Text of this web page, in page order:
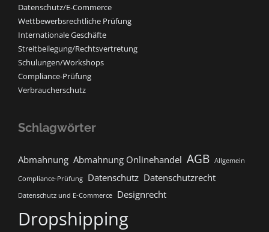
Datenschutz/E-Commerce
Wettbewerbsrechtliche Prüfung
Internationale Geschäfte
Streitbeilegung/Rechtsvertretung
Schulungen/Workshops
Compliance-Prüfung
Verbraucherschutz
Schlagwörter
Abmahnung Abmahnung Onlinehandel AGB Allgemein
Compliance-Prüfung Datenschutz Datenschutzrecht
Datenschutz und E-Commerce Designrecht
Dropshipping